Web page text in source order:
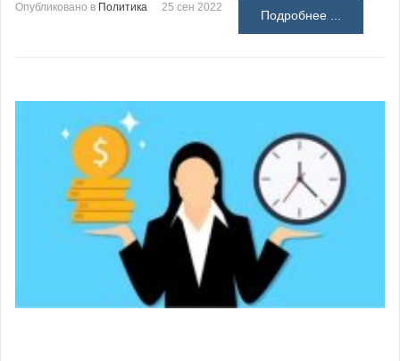
Опубликовано в Политика 25 сен 2022
Подробнее ...